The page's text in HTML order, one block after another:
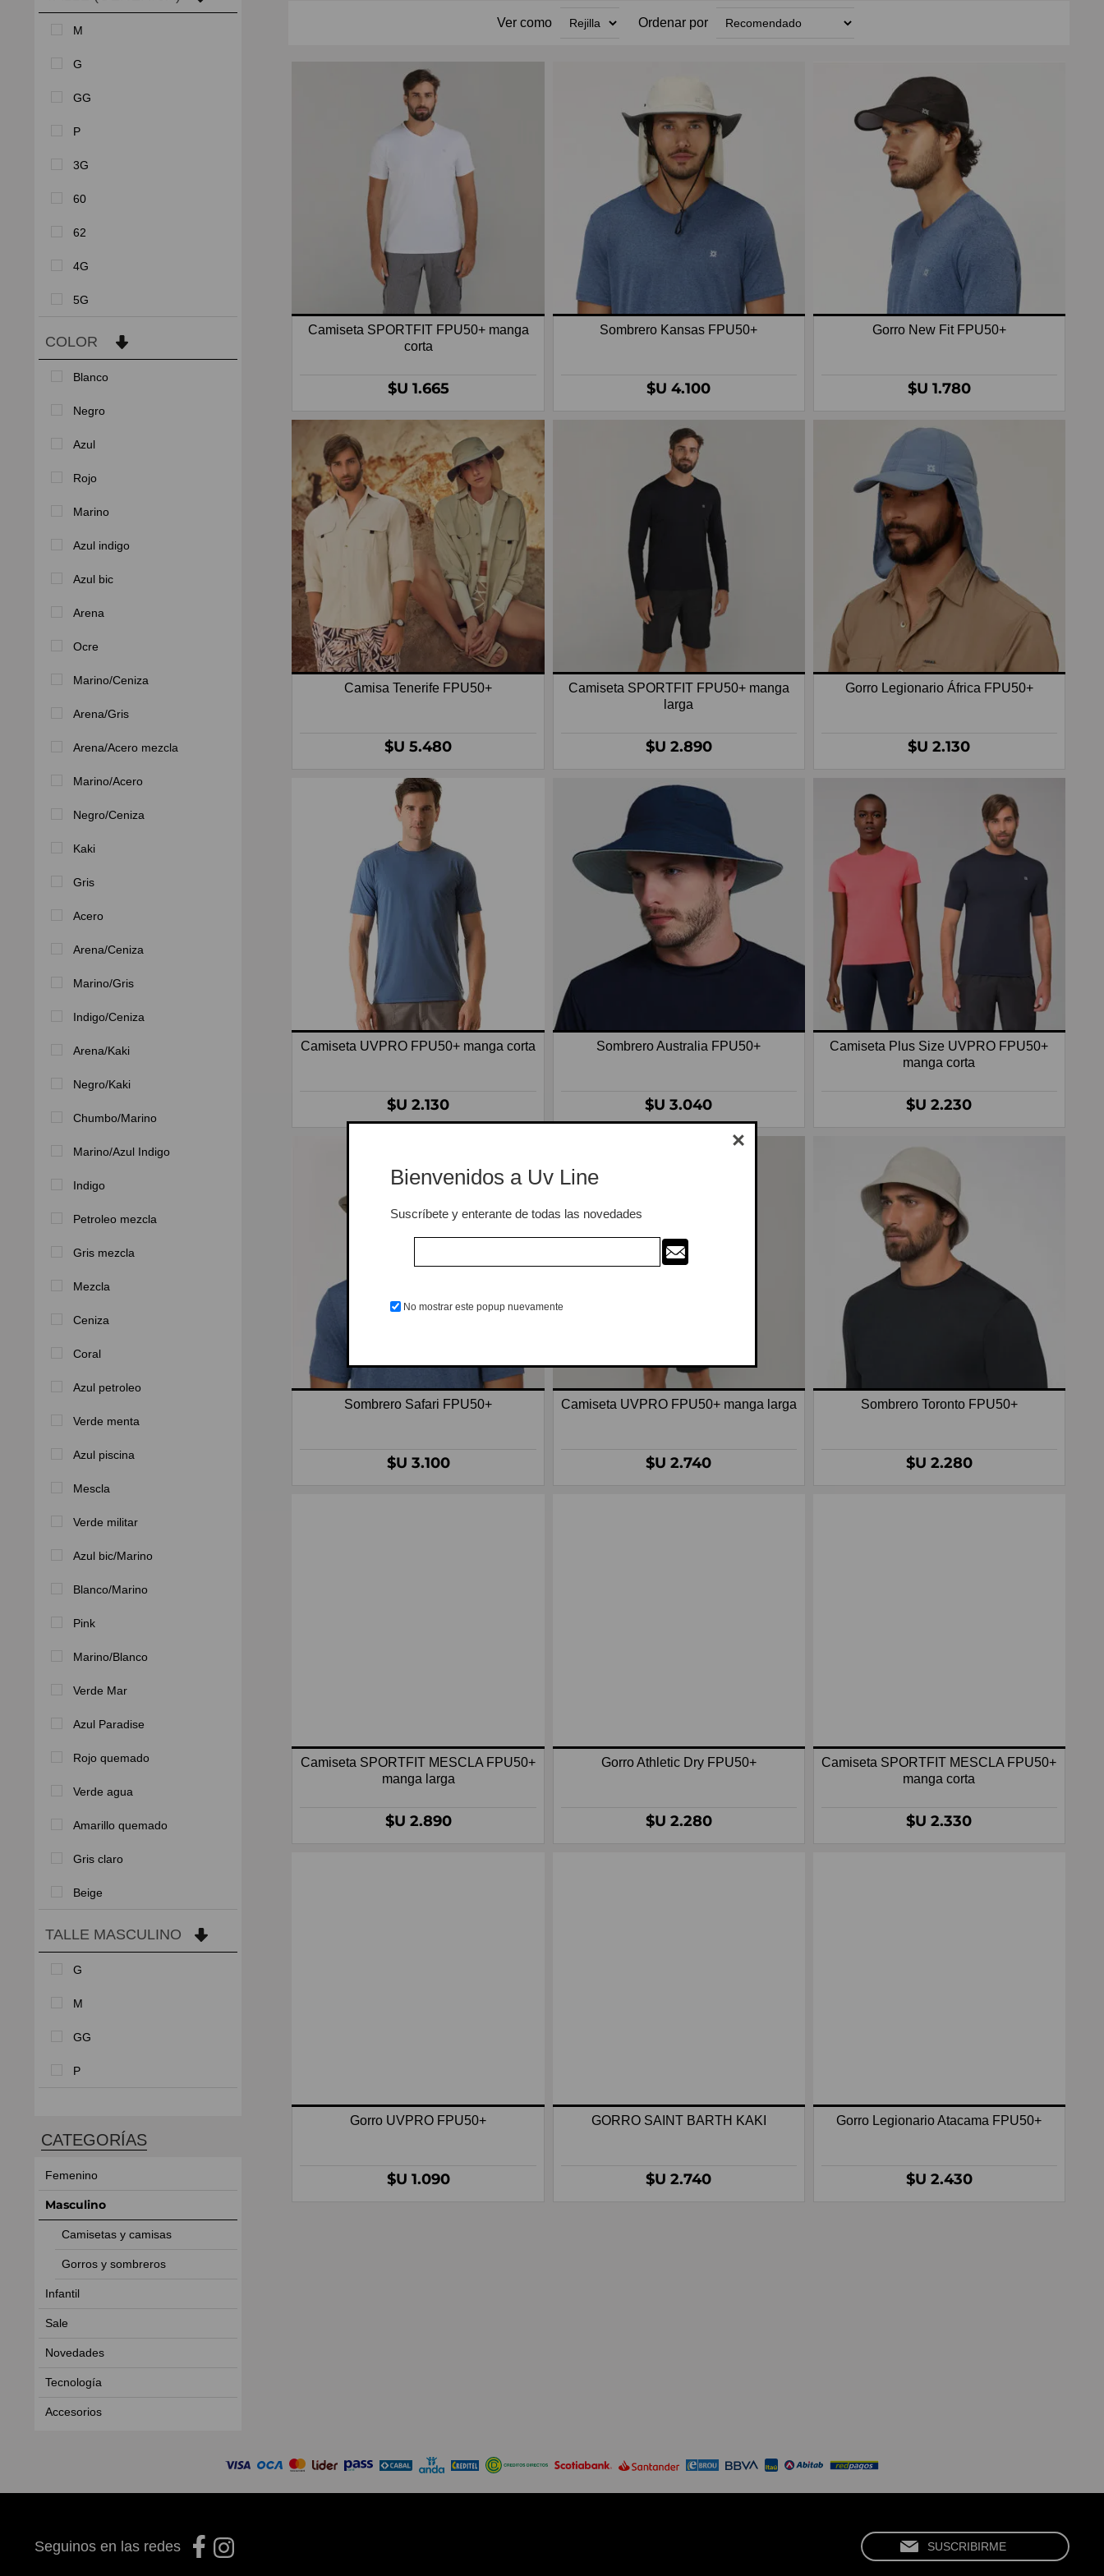
Ver como Ordenar por
Camiseta SPORTFIT FPU50+ manga
corta
$U 1.665
Sombrero Kansas FPU50+
$U 4.100
Gorro New Fit FPU50+
$U 1.780
Camisa Tenerife FPU50+
$U 5.480
Camiseta SPORTFIT FPU50+ manga
larga
$U 2.890
Gorro Legionario África FPU50+
$U 2.130
Camiseta UVPRO FPU50+ manga corta
$U 2.130
Sombrero Australia FPU50+
$U 3.040
Camiseta Plus Size UVPRO FPU50+
manga corta
$U 2.230
Sombrero Safari FPU50+
$U 3.100
Camiseta UVPRO FPU50+ manga larga
$U 2.740
Sombrero Toronto FPU50+
$U 2.280
Camiseta SPORTFIT MESCLA FPU50+
manga larga
$U 2.890
Gorro Athletic Dry FPU50+
$U 2.280
Camiseta SPORTFIT MESCLA FPU50+
manga corta
$U 2.330
Gorro UVPRO FPU50+
$U 1.090
GORRO SAINT BARTH KAKI
$U 2.740
Gorro Legionario Atacama FPU50+
$U 2.430
M
G
GG
P
3G
60
62
4G
5G
COLOR
Blanco
Negro
Azul
Rojo
Marino
Azul indigo
Azul bic
Arena
Ocre
Marino/Ceniza
Arena/Gris
Arena/Acero mezcla
Marino/Acero
Negro/Ceniza
Kaki
Gris
Acero
Arena/Ceniza
Marino/Gris
Indigo/Ceniza
Arena/Kaki
Negro/Kaki
Chumbo/Marino
Marino/Azul Indigo
Indigo
Petroleo mezcla
Gris mezcla
Mezcla
Ceniza
Coral
Azul petroleo
Verde menta
Azul piscina
Mescla
Verde militar
Azul bic/Marino
Blanco/Marino
Pink
Marino/Blanco
Verde Mar
Azul Paradise
Rojo quemado
Verde agua
Amarillo quemado
Gris claro
Beige
TALLE MASCULINO
G
M
GG
P
CATEGORÍAS
Femenino
Masculino
Camisetas y camisas
Gorros y sombreros
Infantil
Sale
Novedades
Tecnología
Accesorios
Seguinos en las redes
Bienvenidos a Uv Line
Suscríbete y enterante de todas las novedades
No mostrar este popup nuevamente